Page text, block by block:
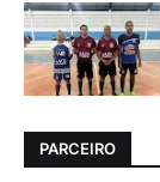
PARCEIRO